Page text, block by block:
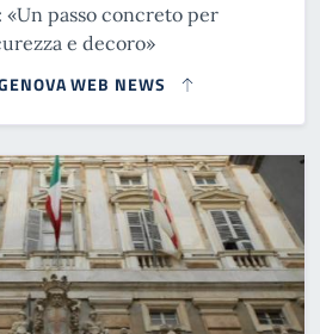
«Un passo concreto per
e decoro»
WEB NEWS